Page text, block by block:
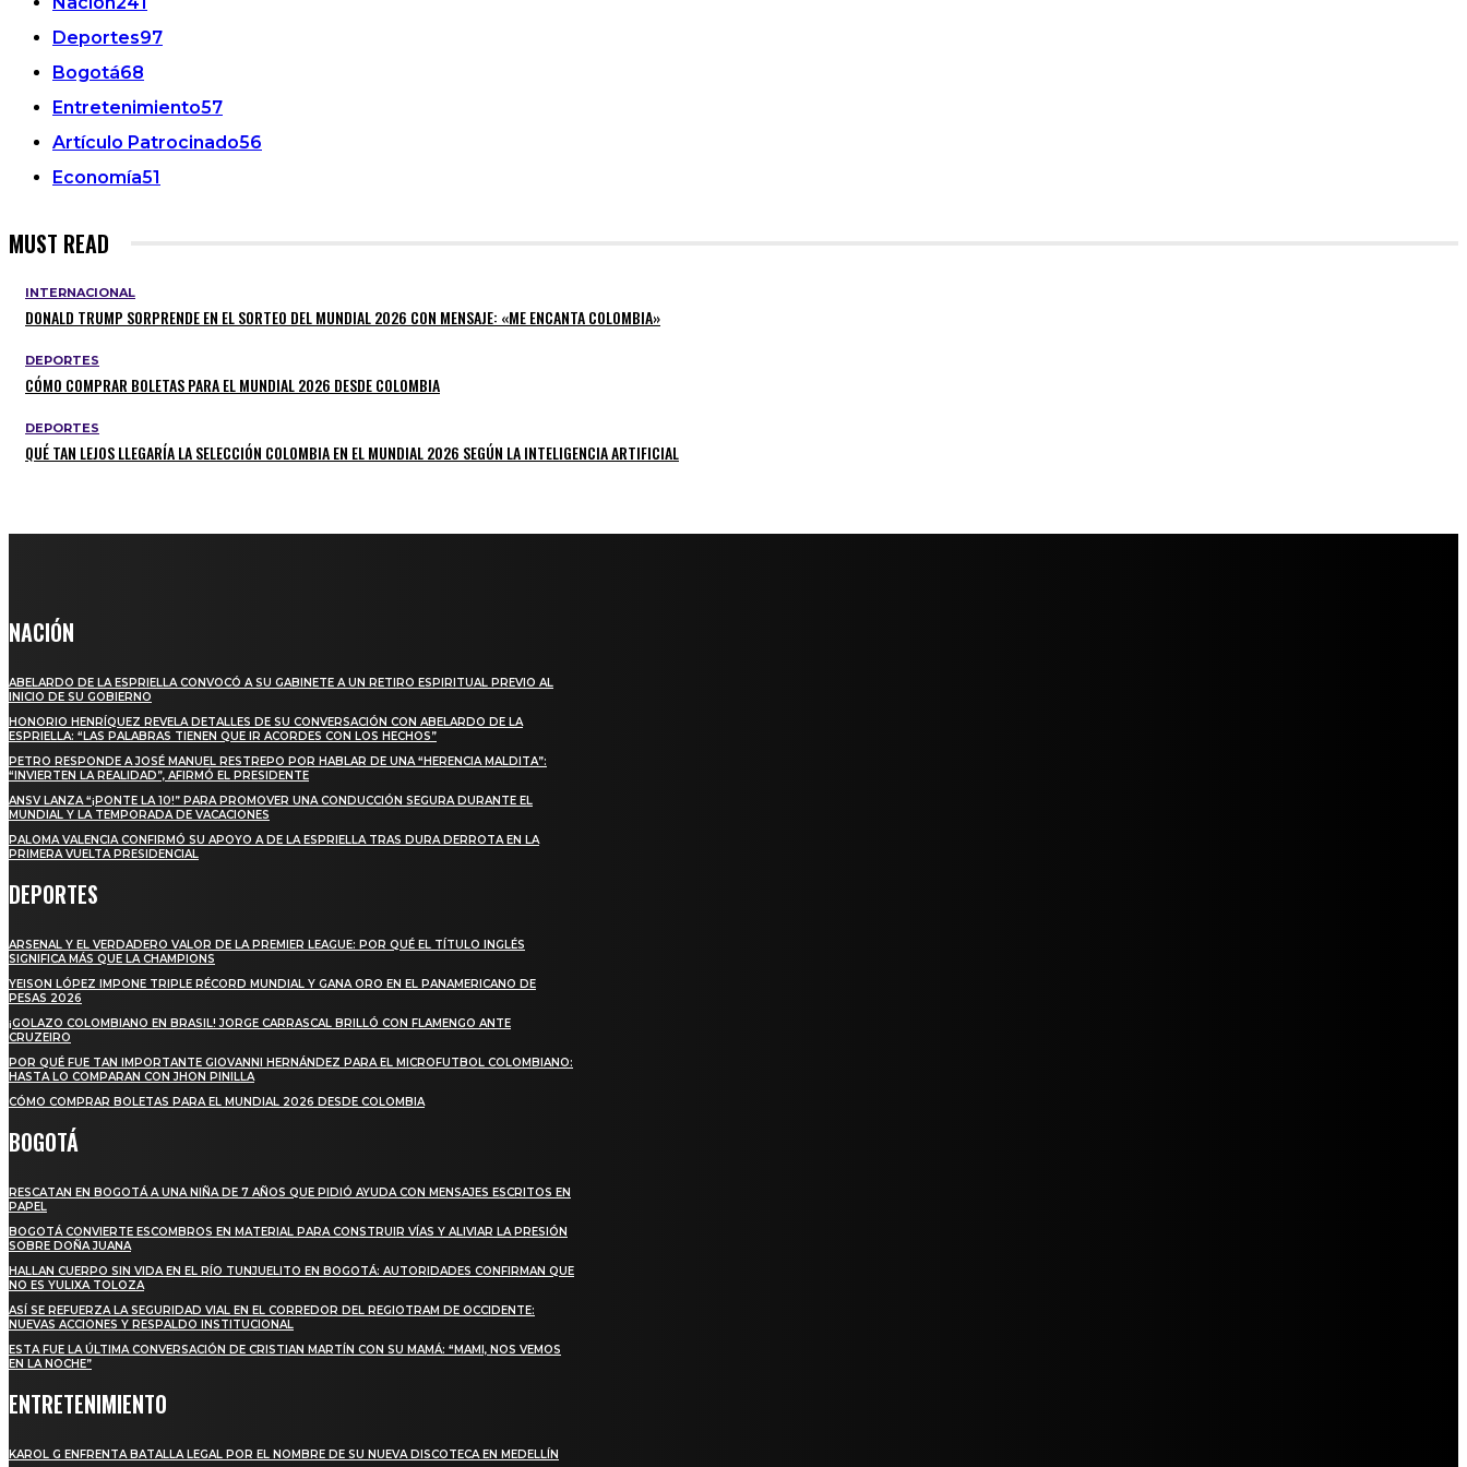
Deportes97
Bogotá68
Entretenimiento57
Artículo Patrocinado56
Economía51
MUST READ
INTERNACIONAL
DONALD TRUMP SORPRENDE EN EL SORTEO DEL MUNDIAL 2026 CON MENSAJE: «ME ENCANTA COLOMBIA»
DEPORTES
CÓMO COMPRAR BOLETAS PARA EL MUNDIAL 2026 DESDE COLOMBIA
DEPORTES
QUÉ TAN LEJOS LLEGARÍA LA SELECCIÓN COLOMBIA EN EL MUNDIAL 2026 SEGÚN LA INTELIGENCIA ARTIFICIAL
NACIÓN
ABELARDO DE LA ESPRIELLA CONVOCÓ A SU GABINETE A UN RETIRO ESPIRITUAL PREVIO AL
INICIO DE SU GOBIERNO
HONORIO HENRÍQUEZ REVELA DETALLES DE SU CONVERSACIÓN CON ABELARDO DE LA
ESPRIELLA: “LAS PALABRAS TIENEN QUE IR ACORDES CON LOS HECHOS”
PETRO RESPONDE A JOSÉ MANUEL RESTREPO POR HABLAR DE UNA “HERENCIA MALDITA”:
“INVIERTEN LA REALIDAD”, AFIRMÓ EL PRESIDENTE
ANSV LANZA “¡PONTE LA 10!” PARA PROMOVER UNA CONDUCCIÓN SEGURA DURANTE EL
MUNDIAL Y LA TEMPORADA DE VACACIONES
PALOMA VALENCIA CONFIRMÓ SU APOYO A DE LA ESPRIELLA TRAS DURA DERROTA EN LA
PRIMERA VUELTA PRESIDENCIAL
DEPORTES
ARSENAL Y EL VERDADERO VALOR DE LA PREMIER LEAGUE: POR QUÉ EL TÍTULO INGLÉS
SIGNIFICA MÁS QUE LA CHAMPIONS
YEISON LÓPEZ IMPONE TRIPLE RÉCORD MUNDIAL Y GANA ORO EN EL PANAMERICANO DE
PESAS 2026
¡GOLAZO COLOMBIANO EN BRASIL! JORGE CARRASCAL BRILLÓ CON FLAMENGO ANTE
CRUZEIRO
POR QUÉ FUE TAN IMPORTANTE GIOVANNI HERNÁNDEZ PARA EL MICROFUTBOL COLOMBIANO:
HASTA LO COMPARAN CON JHON PINILLA
CÓMO COMPRAR BOLETAS PARA EL MUNDIAL 2026 DESDE COLOMBIA
BOGOTÁ
RESCATAN EN BOGOTÁ A UNA NIÑA DE 7 AÑOS QUE PIDIÓ AYUDA CON MENSAJES ESCRITOS EN
PAPEL
BOGOTÁ CONVIERTE ESCOMBROS EN MATERIAL PARA CONSTRUIR VÍAS Y ALIVIAR LA PRESIÓN
SOBRE DOÑA JUANA
HALLAN CUERPO SIN VIDA EN EL RÍO TUNJUELITO EN BOGOTÁ: AUTORIDADES CONFIRMAN QUE
NO ES YULIXA TOLOZA
ASÍ SE REFUERZA LA SEGURIDAD VIAL EN EL CORREDOR DEL REGIOTRAM DE OCCIDENTE:
NUEVAS ACCIONES Y RESPALDO INSTITUCIONAL
ESTA FUE LA ÚLTIMA CONVERSACIÓN DE CRISTIAN MARTÍN CON SU MAMÁ: “MAMI, NOS VEMOS
EN LA NOCHE”
ENTRETENIMIENTO
KAROL G ENFRENTA BATALLA LEGAL POR EL NOMBRE DE SU NUEVA DISCOTECA EN MEDELLÍN